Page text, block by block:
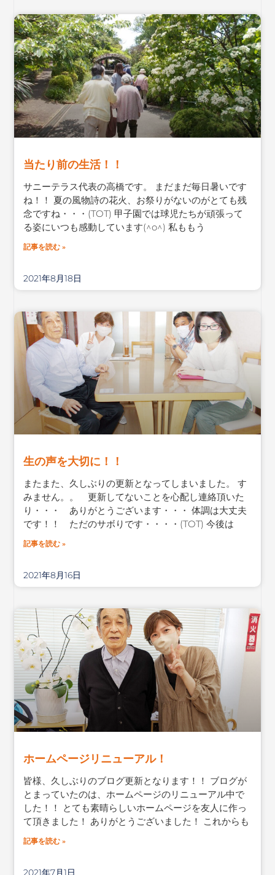
当たり前の生活！！
サニーテラス代表の高橋です。 まだまだ毎日暑いです
ね！！ 夏の風物詩の花火、お祭りがないのがとても残
念ですね・・・(TOT) 甲子園では球児たちが頑張って
る姿にいつも感動しています(^o^) 私ももう
記事を読む »
2021年8月18日
生の声を大切に！！
またまた、久しぶりの更新となってしまいました。 す
みません。。 更新してないことを心配し連絡頂いた
り・・・ ありがとうございます・・・ 体調は大丈夫
です！！ ただのサボりです・・・・(TOT) 今後は
記事を読む »
2021年8月16日
ホームページリニューアル！
皆様、久しぶりのブログ更新となります！！ ブログが
とまっていたのは、ホームページのリニューアル中で
した！！ とても素晴らしいホームページを友人に作っ
て頂きました！ ありがとうございました！ これからも
記事を読む »
2021年7月1日